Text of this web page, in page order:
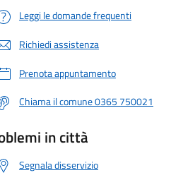
Leggi le domande frequenti
Richiedi assistenza
Prenota appuntamento
Chiama il comune 0365 750021
in città
Segnala disservizio